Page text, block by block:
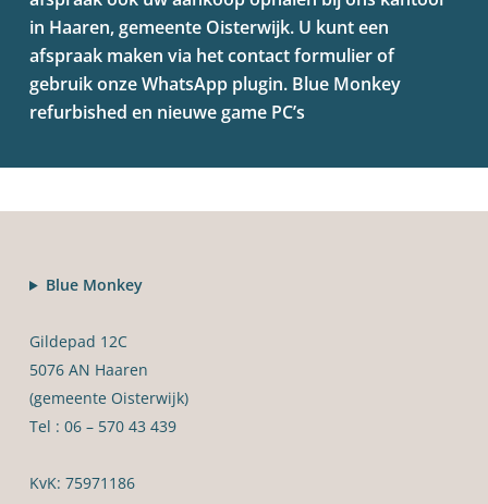
in Haaren, gemeente Oisterwijk. U kunt een
afspraak maken via het contact formulier of
gebruik onze WhatsApp plugin. Blue Monkey
refurbished en nieuwe game PC’s
Blue Monkey
Gildepad 12C
5076 AN Haaren
(gemeente Oisterwijk)
Tel : 06 – 570 43 439
KvK: 75971186